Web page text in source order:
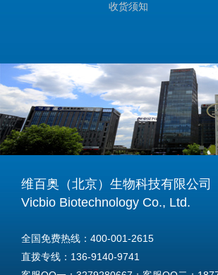
收货须知
维百奥（北京）生物科技有限公司
Vicbio Biotechnology Co., Ltd.
全国免费热线：400-001-2615
直拨专线：136-9140-9741